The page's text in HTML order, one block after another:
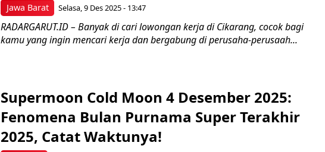
Jawa Barat Selasa, 9 Des 2025 - 13:47
RADARGARUT.ID – Banyak di cari lowongan kerja di Cikarang, cocok bagi
kamu yang ingin mencari kerja dan bergabung di perusaha-perusaah...
Supermoon Cold Moon 4 Desember 2025:
Fenomena Bulan Purnama Super Terakhir
2025, Catat Waktunya!